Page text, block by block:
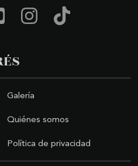
Galería
Quiénes somos
Política de privacidad